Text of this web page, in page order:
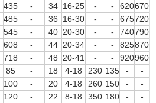
435 - 34 16-25 - - 620670
485 - 36 16-30 - - 675720
545 - 40 20-30 - - 740790
608 - 44 20-34 - - 825870
718 - 48 20-41 - - 920960
85 - 18 4-18 230 135 -
-
100 - 20 4-18 260 150 -
-
120 - 22 8-18 350 180 -
-